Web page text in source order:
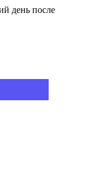
день после